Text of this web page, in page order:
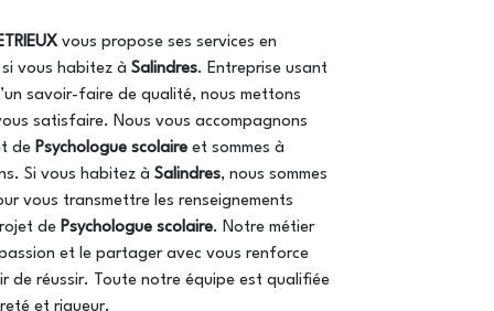
vous propose ses services en
si vous habitez à Salindres. Entreprise usant
savoir-faire de qualité, nous mettons
satisfaire. Nous vous accompagnons
de Psychologue scolaire et sommes à
Si vous habitez à Salindres, nous sommes
vous transmettre les renseignements
de Psychologue scolaire. Notre métier
et le partager avec vous renforce
de réussir. Toute notre équipe est qualifiée
et rigueur.